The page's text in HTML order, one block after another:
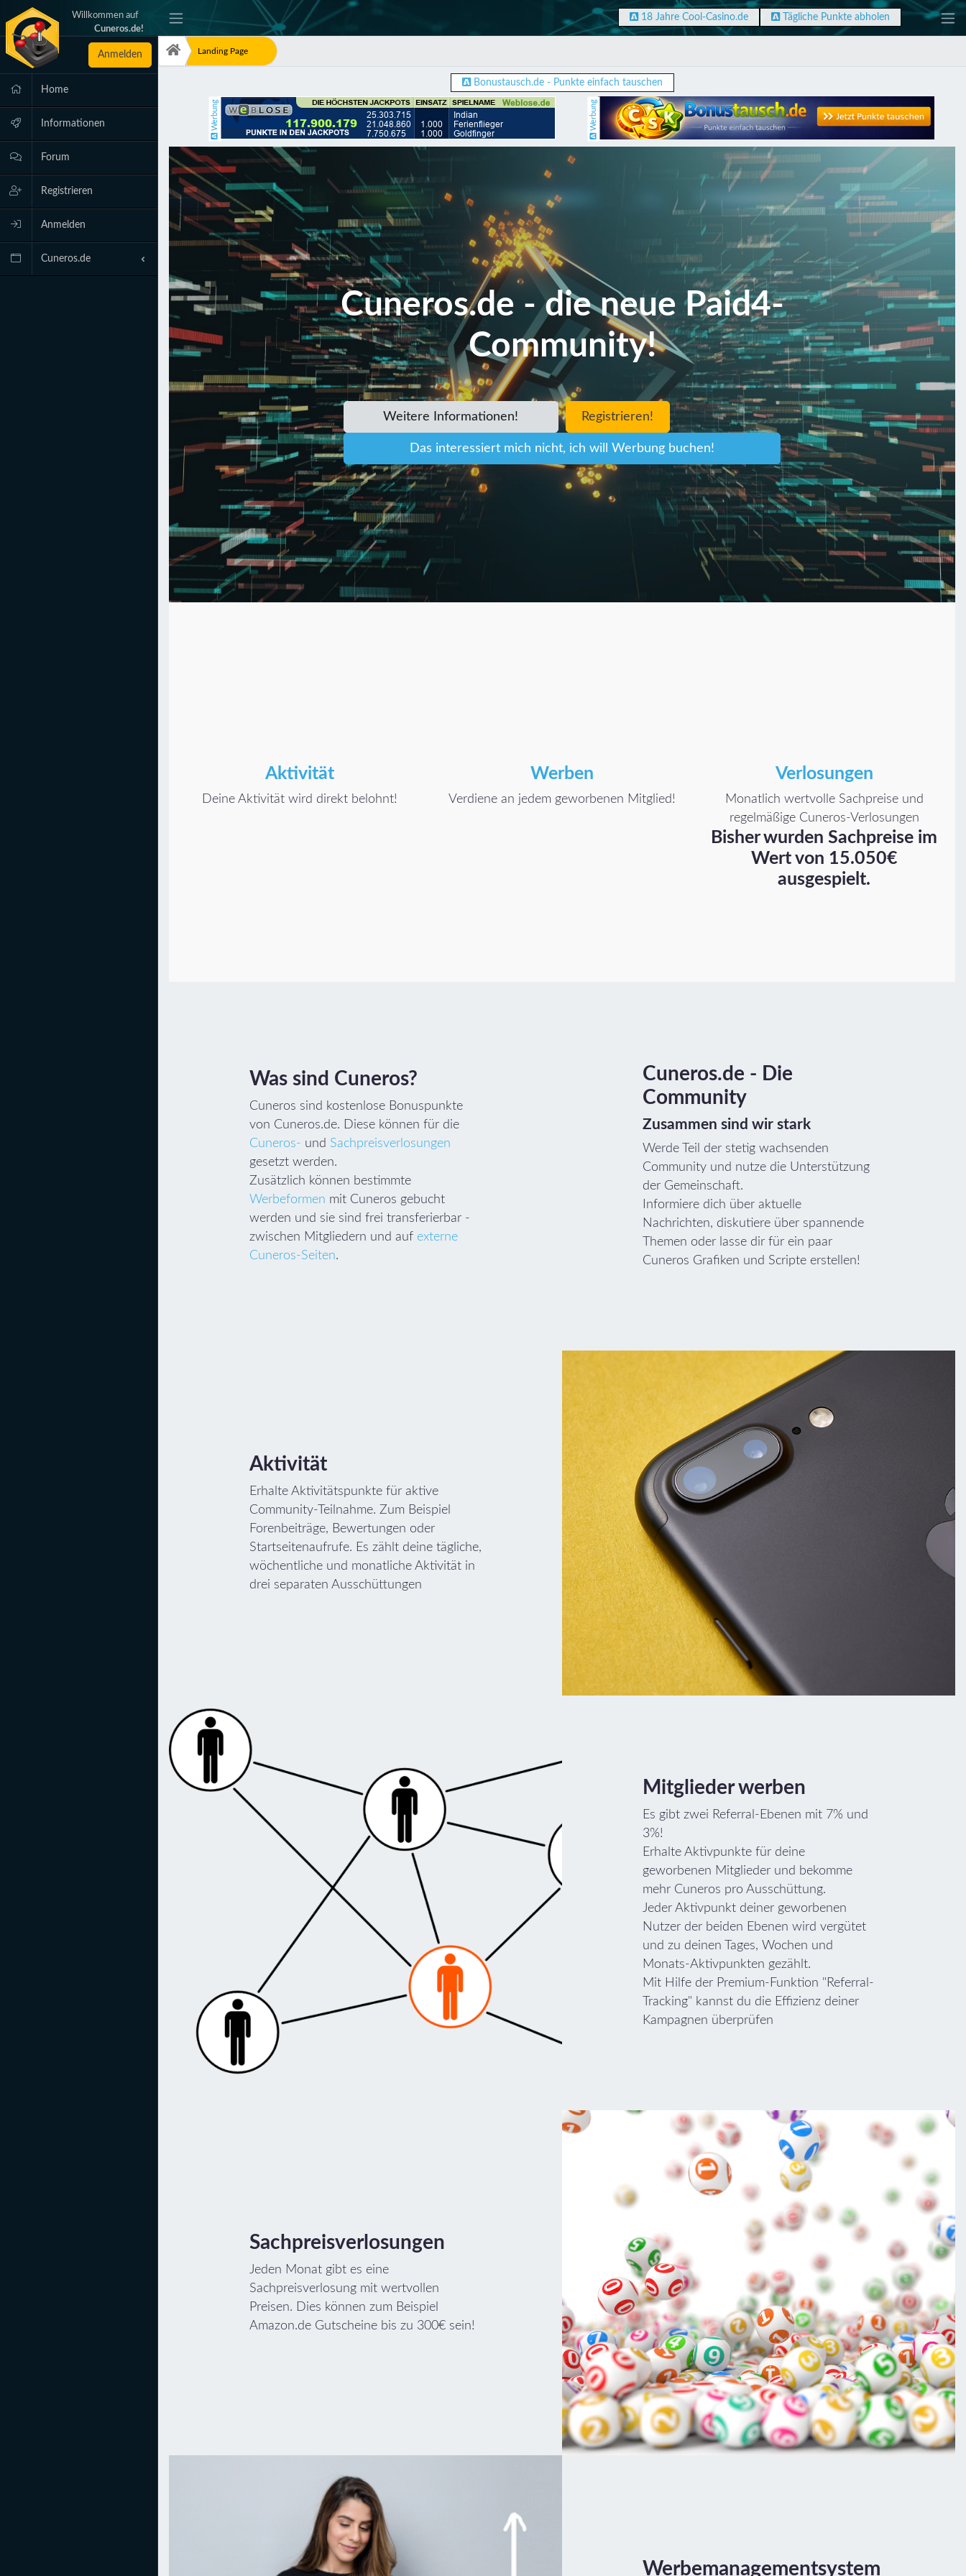
Willkommen auf
Cuneros.de!
- 18 Jahre Cool-Casino.de Tägliche Punkte abholen
Anmelden
Home
Informationen
Forum
Registrieren
Anmelden
Cuneros.de
Landing Page
Bonustausch.de - Punkte einfach tauschen
Werbung Werbung
Cuneros.de - die neue Paid4-
Community!
Weitere Informationen! Registrieren!
Das interessiert mich nicht, ich will Werbung buchen!
Aktivität
Deine Aktivität wird direkt belohnt!
Werben
Verdiene an jedem geworbenen Mitglied!
Verlosungen
Monatlich wertvolle Sachpreise und
regelmäßige Cuneros-Verlosungen
Bisher wurden Sachpreise im
Wert von 15.050€
ausgespielt.
Was sind Cuneros?
Cuneros sind kostenlose Bonuspunkte
von Cuneros.de. Diese können für die
Cuneros- und Sachpreisverlosungen
gesetzt werden.
Zusätzlich können bestimmte
Werbeformen mit Cuneros gebucht
werden und sie sind frei transferierbar -
zwischen Mitgliedern und auf externe
Cuneros-Seiten.
Cuneros.de - Die
Community
Zusammen sind wir stark
Werde Teil der stetig wachsenden
Community und nutze die Unterstützung
der Gemeinschaft.
Informiere dich über aktuelle
Nachrichten, diskutiere über spannende
Themen oder lasse dir für ein paar
Cuneros Grafiken und Scripte erstellen!
Aktivität
Erhalte Aktivitätspunkte für aktive
Community-Teilnahme. Zum Beispiel
Forenbeiträge, Bewertungen oder
Startseitenaufrufe. Es zählt deine tägliche,
wöchentliche und monatliche Aktivität in
drei separaten Ausschüttungen
Mitglieder werben
Es gibt zwei Referral-Ebenen mit 7% und
3%!
Erhalte Aktivpunkte für deine
geworbenen Mitglieder und bekomme
mehr Cuneros pro Ausschüttung.
Jeder Aktivpunkt deiner geworbenen
Nutzer der beiden Ebenen wird vergütet
und zu deinen Tages, Wochen und
Monats-Aktivpunkten gezählt.
Mit Hilfe der Premium-Funktion "Referral-
Tracking" kannst du die Effizienz deiner
Kampagnen überprüfen
Sachpreisverlosungen
Jeden Monat gibt es eine
Sachpreisverlosung mit wertvollen
Preisen. Dies können zum Beispiel
Amazon.de Gutscheine bis zu 300€ sein!
Werbemanagementsystem